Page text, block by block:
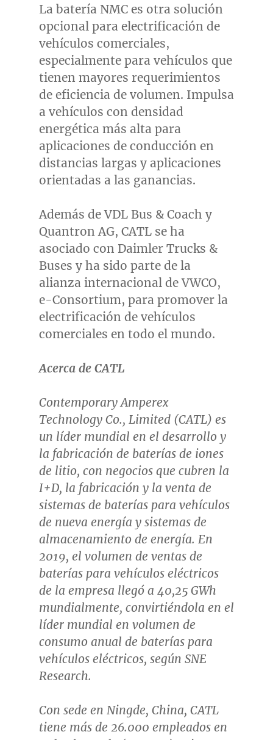
La batería NMC es otra solución
opcional para electrificación de
vehículos comerciales,
especialmente para vehículos que
tienen mayores requerimientos
de eficiencia de volumen. Impulsa
a vehículos con densidad
energética más alta para
aplicaciones de conducción en
distancias largas y aplicaciones
orientadas a las ganancias.
Además de VDL Bus & Coach y
Quantron AG, CATL se ha
asociado con Daimler Trucks &
Buses y ha sido parte de la
alianza internacional de VWCO,
e-Consortium, para promover la
electrificación de vehículos
comerciales en todo el mundo.
Acerca de CATL
Contemporary Amperex
Technology Co., Limited (CATL) es
un líder mundial en el desarrollo y
la fabricación de baterías de iones
de litio, con negocios que cubren la
I+D, la fabricación y la venta de
sistemas de baterías para vehículos
de nueva energía y sistemas de
almacenamiento de energía. En
2019, el volumen de ventas de
baterías para vehículos eléctricos
de la empresa llegó a 40,25 GWh
mundialmente, convirtiéndola en el
líder mundial en volumen de
consumo anual de baterías para
vehículos eléctricos, según SNE
Research.
Con sede en Ningde, China, CATL
tiene más de 26.000 empleados en